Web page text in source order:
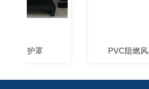
PVC阻燃风琴防